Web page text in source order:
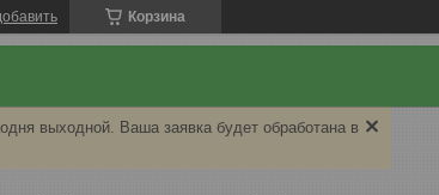
Корзина
выходной. Ваша заявка будет обработана в